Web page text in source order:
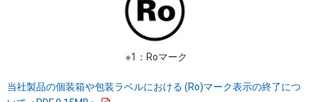
※1：Roマーク
当社製品の個装箱や包装ラベルにおける (Ro)マーク表示の終了につ